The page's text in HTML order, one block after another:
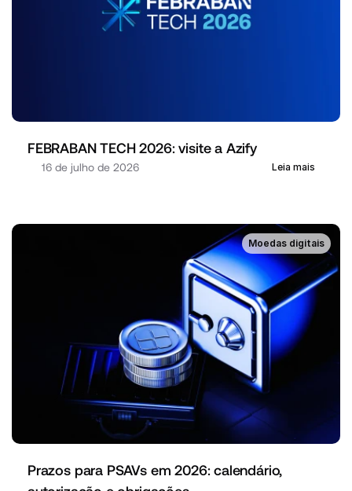
FEBRABAN TECH 2026: visite a Azify
16 de julho de 2026 Leia mais
Moedas digitais
Prazos para PSAVs em 2026: calendário,